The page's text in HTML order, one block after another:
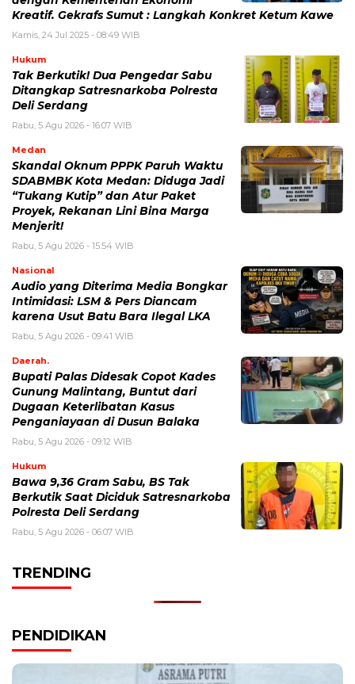
Kreatif. Gekrafs Sumut : Langkah Konkret Ketum Kawe
Kamis, 24 Jul 2025 - 08:49 WIB
Hukum
Tak Berkutik! Dua Pengedar Sabu
Ditangkap Satresnarkoba Polresta
Deli Serdang
Rabu, 5 Agu 2026 - 16:07 WIB
Medan
Skandal Oknum PPPK Paruh Waktu
SDABMBK Kota Medan: Diduga Jadi
“Tukang Kutip” dan Atur Paket
Proyek, Rekanan Lini Bina Marga
Menjerit!
Rabu, 5 Agu 2026 - 15:54 WIB
Nasional
Audio yang Diterima Media Bongkar
Intimidasi: LSM & Pers Diancam
karena Usut Batu Bara Ilegal LKA
Rabu, 5 Agu 2026 - 09:41 WIB
Daerah.
Bupati Palas Didesak Copot Kades
Gunung Malintang, Buntut dari
Dugaan Keterlibatan Kasus
Penganiayaan di Dusun Balaka
Rabu, 5 Agu 2026 - 09:12 WIB
Hukum
Bawa 9,36 Gram Sabu, BS Tak
Berkutik Saat Diciduk Satresnarkoba
Polresta Deli Serdang
Rabu, 5 Agu 2026 - 06:07 WIB
TRENDING
PENDIDIKAN